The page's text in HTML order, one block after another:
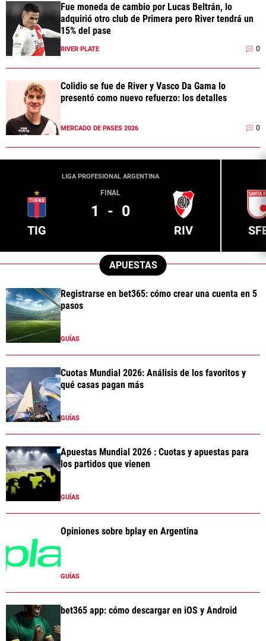
Fue moneda de cambio por Lucas Beltrán, lo
adquirió otro club de Primera pero River tendrá un
15% del pase
RIVER PLATE 0
Colidio se fue de River y Vasco Da Gama lo
presentó como nuevo refuerzo: los detalles
MERCADO DE PASES 2026 0
LIGA PROFESIONAL ARGENTINA
TIG
FINAL
1 - 0
RIV
APUESTAS
Registrarse en bet365: cómo crear una cuenta en 5
pasos
GUÍAS
Cuotas Mundial 2026: Análisis de los favoritos y
qué casas pagan más
GUÍAS
Apuestas Mundial 2026 : Cuotas y apuestas para
los partidos que vienen
GUÍAS
Opiniones sobre bplay en Argentina
GUÍAS
bet365 app: cómo descargar en iOS y Android